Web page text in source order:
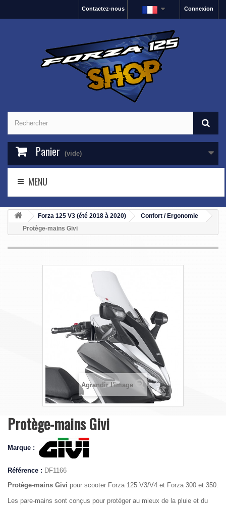
Connexion
Contactez-nous
Panier (vide)
MENU
Forza 125 V3 (été 2018 à 2020)
Confort / Ergonomie
Protège-mains Givi
Agrandir l'image
Protège-mains Givi
Marque :
Référence : DF1166
Protège-mains Givi pour scooter Forza 125 V3/V4 et Forza 300 et 350.
Les pare-mains sont conçus pour protéger au mieux de la pluie et du